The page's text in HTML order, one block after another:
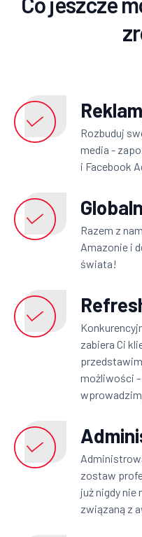
Rozbuduj
media -
i Facebook
Razem z
Amazonie i
świata!
zabiera Ci
możliwości -
zostaw
już nigdy
związaną z